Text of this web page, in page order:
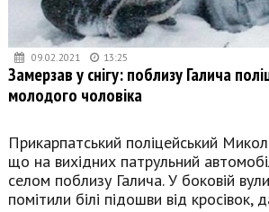
09.02.2021 13:25
Замерзав у снігу: поблизу Галича
молодого чоловіка
Прикарпатський поліцейський
що на вихідних патрульний
селом поблизу Галича. У боковій
помітили білі підошви від кросівок,